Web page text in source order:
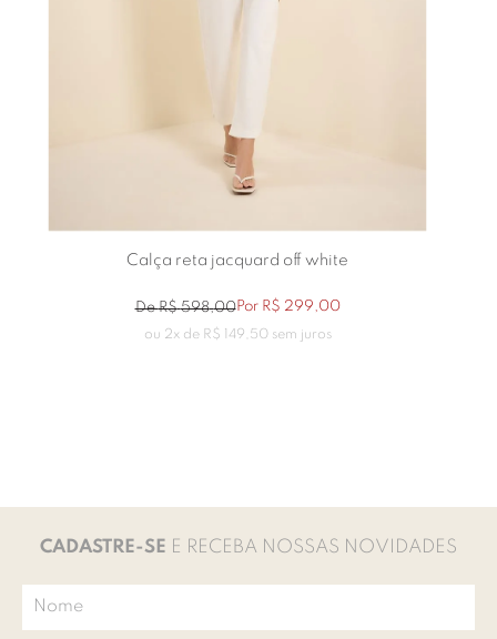
Calça reta jacquard off white
DeR$ 598,00Por R$ 299,00
ou 2x de R$ 149 50sem juros
CADASTRE-SE E RECEBA NOSSAS NOVIDADES